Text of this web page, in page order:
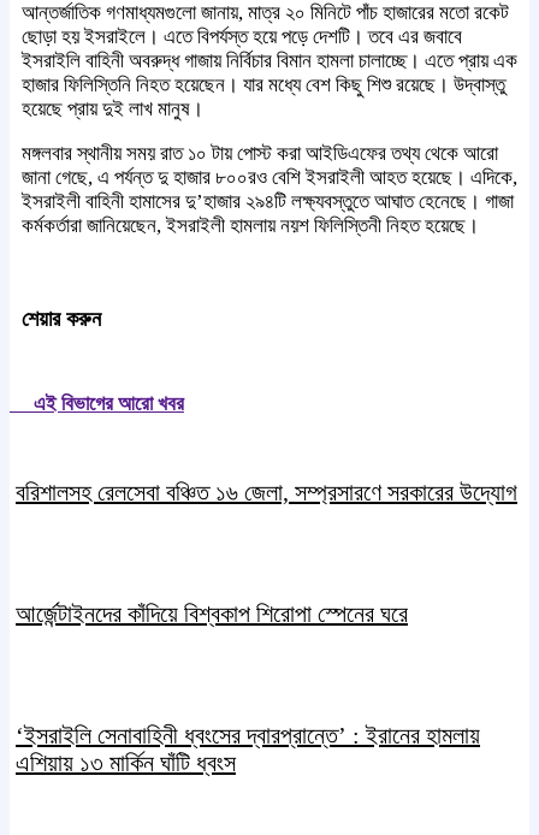
আন্তর্জাতিক গণমাধ্যমগুলো জানায়, মাত্র ২০ মিনিটে পাঁচ হাজারের মতো রকেট
ছোড়া হয় ইসরাইলে। এতে বিপর্যস্ত হয়ে পড়ে দেশটি। তবে এর জবাবে
ইসরাইলি বাহিনী অবরুদ্ধ গাজায় নির্বিচার বিমান হামলা চালাচ্ছে। এতে প্রায় এক
হাজার ফিলিস্তিনি নিহত হয়েছেন। যার মধ্যে বেশ কিছু শিশু রয়েছে। উদ্বাস্তু
হয়েছে প্রায় দুই লাখ মানুষ।
মঙ্গলবার স্থানীয় সময় রাত ১০ টায় পোস্ট করা আইডিএফের তথ্য থেকে আরো
জানা গেছে, এ পর্যন্ত দু হাজার ৮০০রও বেশি ইসরাইলী আহত হয়েছে। এদিকে,
ইসরাইলী বাহিনী হামাসের দু’হাজার ২৯৪টি লক্ষ্যবস্তুতে আঘাত হেনেছে। গাজা
কর্মকর্তারা জানিয়েছেন, ইসরাইলী হামলায় নয়শ ফিলিস্তিনী নিহত হয়েছে।
শেয়ার করুন
এই বিভাগের আরো খবর
বরিশালসহ রেলসেবা বঞ্চিত ১৬ জেলা, সম্প্রসারণে সরকারের উদ্যোগ
আর্জেন্টাইনদের কাঁদিয়ে বিশ্বকাপ শিরোপা স্পেনের ঘরে
‘ইসরাইলি সেনাবাহিনী ধ্বংসের দ্বারপ্রান্তে’ : ইরানের হামলায়
এশিয়ায় ১৩ মার্কিন ঘাঁটি ধ্বংস